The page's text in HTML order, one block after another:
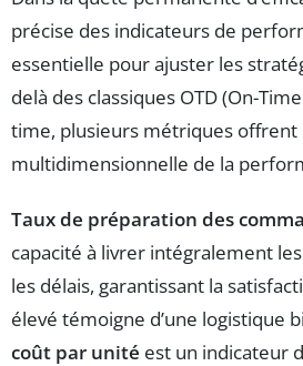
précise des indicateurs de
essentielle pour ajuster les
delà des classiques OTD (On-
time, plusieurs métriques offrent
multidimensionnelle de la
Taux de préparation des
capacité à livrer intégralement
les délais, garantissant la
élevé témoigne d’une logistique
coût par unité est un indicateur